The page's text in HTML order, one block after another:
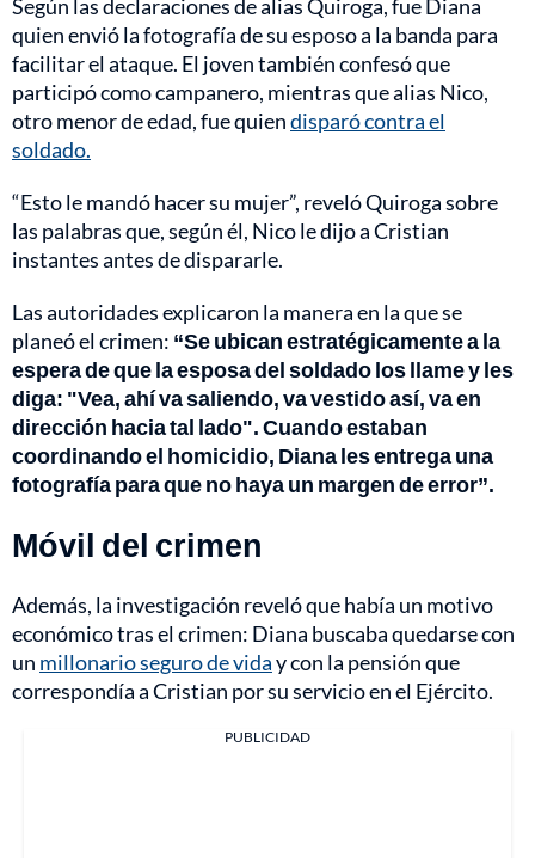
Según las declaraciones de alias Quiroga, fue Diana
quien envió la fotografía de su esposo a la banda para
facilitar el ataque. El joven también confesó que
participó como campanero, mientras que alias Nico,
otro menor de edad, fue quiendisparó contra el
soldado.
“Esto le mandó hacer su mujer”, reveló Quiroga sobre
las palabras que, según él, Nico le dijo a Cristian
instantes antes de dispararle.
Las autoridades explicaron la manera en la que se
planeó el crimen: “Se ubican estratégicamente a la
espera de que la esposa del soldado los llame y les
diga: "Vea, ahí va saliendo, va vestido así, va en
dirección hacia tal lado". Cuando estaban
coordinando el homicidio, Diana les entrega una
fotografía para que no haya un margen de error”.
Móvil del crimen
Además, la investigación reveló que había un motivo
económico tras el crimen: Diana buscaba quedarse con
un millonario seguro de viday con la pensión que
correspondía a Cristian por su servicio en el Ejército.
PUBLICIDAD